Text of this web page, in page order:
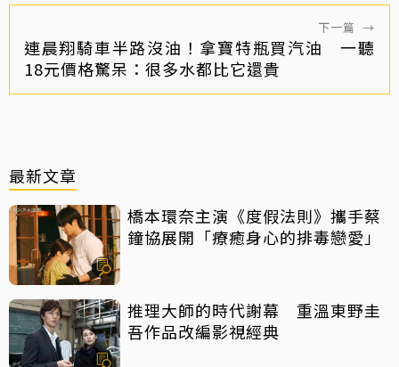
下一篇 →
連晨翔騎車半路沒油！拿寶特瓶買汽油 一聽
18元價格驚呆：很多水都比它還貴
最新文章
橋本環奈主演《度假法則》攜手蔡
鐘協展開「療癒身心的排毒戀愛」
推理大師的時代謝幕 重溫東野圭
吾作品改編影視經典